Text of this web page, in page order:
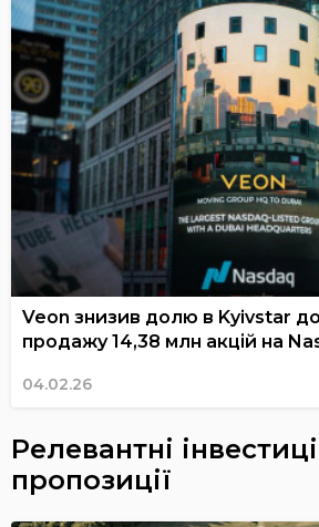
Veon знизив долю в Kyivstar до
продажу 14,38 млн акцій на
04.02.26
Релевантні
пропозиції